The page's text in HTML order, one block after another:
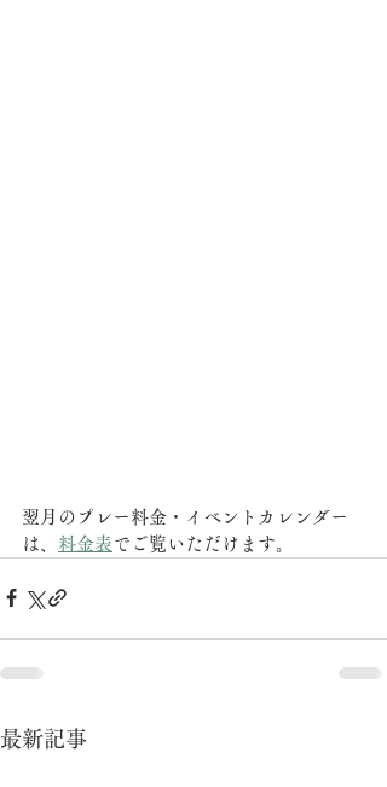
翌月のプレー料金・イベントカレンダー
は、 料金表 でご覧いただけます。
最新記事